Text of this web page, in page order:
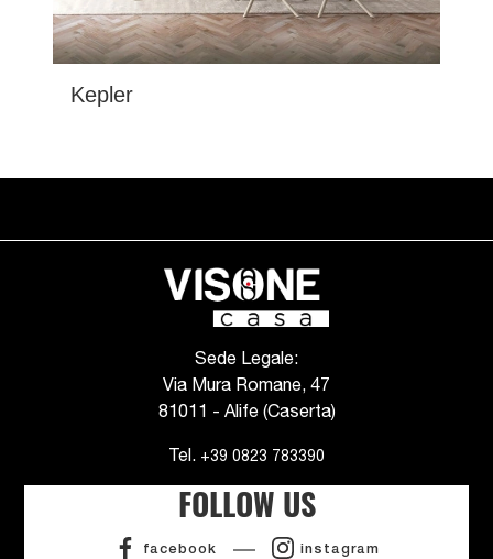
Kepler
Sede Legale:
Via Mura Romane, 47
81011 - Alife (Caserta)
Tel. +39 0823 783390
FOLLOW US
facebook instagram